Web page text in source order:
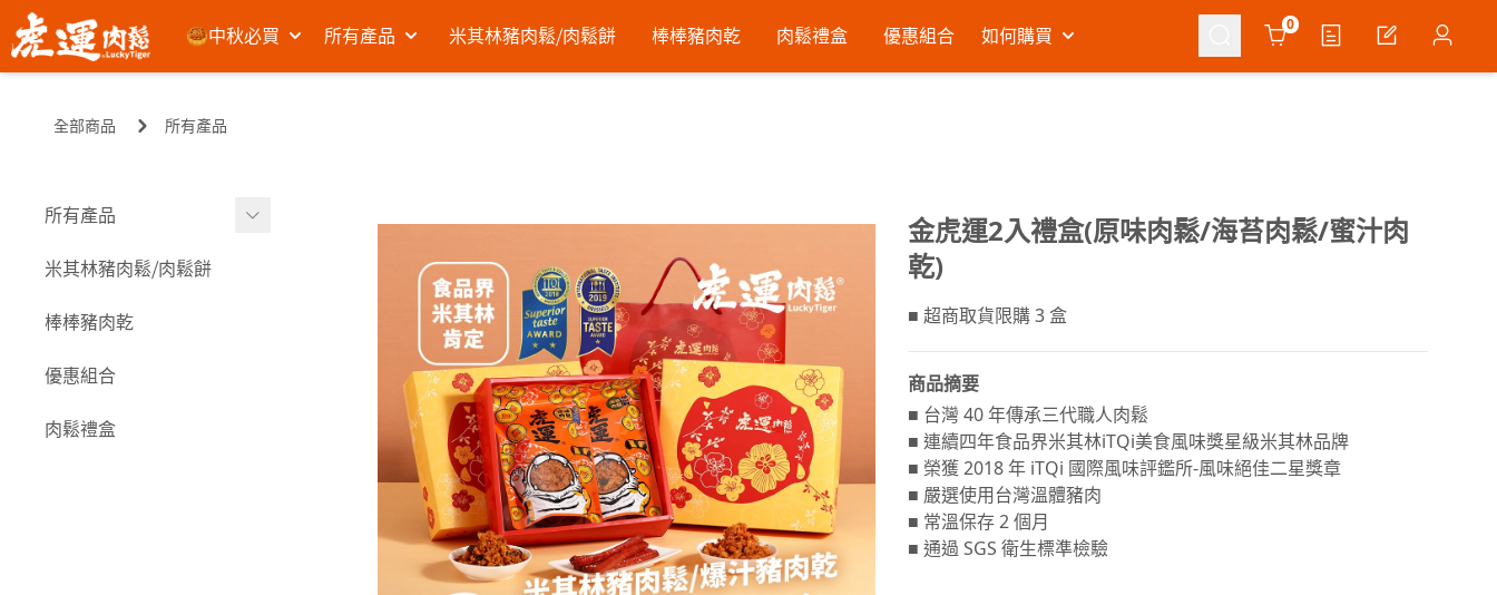
🥮中秋必買 所有產品 米其林豬肉鬆⧸肉鬆餅 棒棒豬肉乾 肉鬆禮盒 優惠組合 如何購買 Cart0
全部商品 所有產品
所有產品
米其林豬肉鬆⧸肉鬆餅
棒棒豬肉乾
米其林豬肉鬆⧸肉鬆餅
棒棒豬肉乾
優惠組合
肉鬆禮盒
金虎運2入禮盒(原味肉鬆/海苔肉鬆/蜜汁肉
乾)
■ 超商取貨限購 3 盒
商品摘要
■ 台灣 40 年傳承三代職人肉鬆
■ 連續四年食品界米其林iTQi美食風味獎星級米其林品牌
■ 榮獲 2018 年 iTQi 國際風味評鑑所-風味絕佳二星獎章
■ 嚴選使用台灣溫體豬肉
■ 常溫保存 2 個月
■ 通過 SGS 衛生標準檢驗